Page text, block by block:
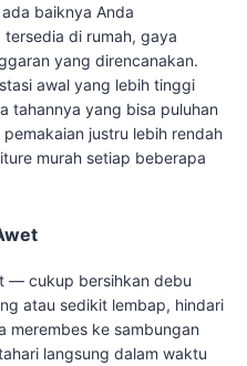
baiknya Anda
di rumah, gaya
yang direncanakan.
awal yang lebih tinggi
tahannya yang bisa puluhan
justru lebih rendah
murah setiap beberapa
— cukup bersihkan debu
atau sedikit lembap, hindari
merembes ke sambungan
langsung dalam waktu